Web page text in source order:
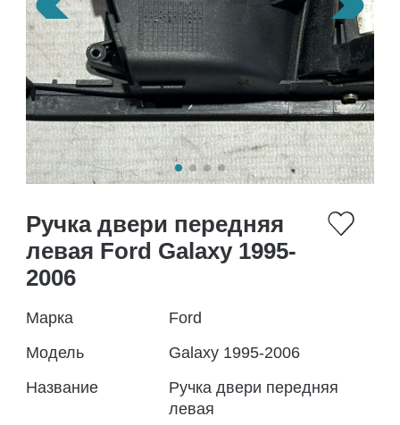
Ручка двери передняя
левая Ford Galaxy 1995-
2006
Марка
Ford
Модель
Galaxy 1995-2006
Название
Ручка двери передняя
левая